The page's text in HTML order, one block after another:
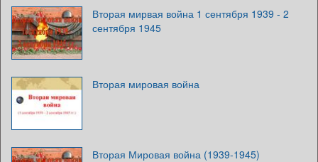
Вторая мирвая война 1 сентября 1939 - 2
сентября 1945
Вторая мировая война
Вторая Мировая война (1939-1945)